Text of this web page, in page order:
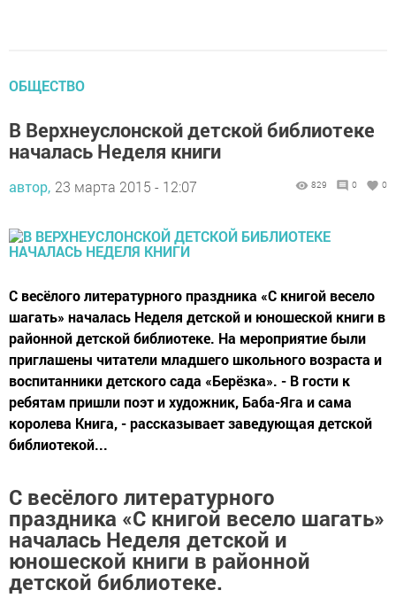
ОБЩЕСТВО
В Верхнеуслонской детской библиотеке
началась Неделя книги
автор, 23 марта 2015 - 12:07 829 0 0
С весёлого литературного праздника «С книгой весело
шагать» началась Неделя детской и юношеской книги в
районной детской библиотеке. На мероприятие были
приглашены читатели младшего школьного возраста и
воспитанники детского сада «Берёзка». - В гости к
ребятам пришли поэт и художник, Баба-Яга и сама
королева Книга, - рассказывает заведующая детской
библиотекой...
С весёлого литературного
праздника «С книгой весело шагать»
началась Неделя детской и
юношеской книги в районной
детской библиотеке.